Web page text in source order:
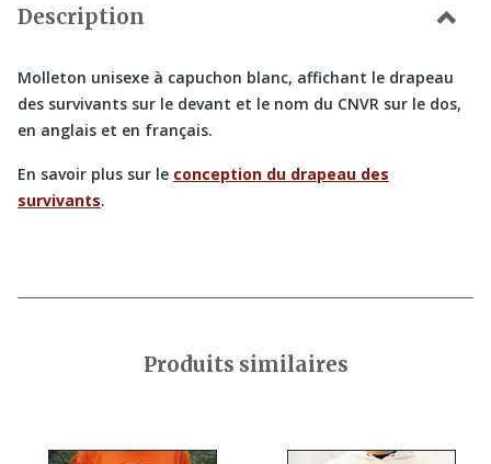
Description
Molleton unisexe à capuchon blanc, affichant le drapeau
des survivants sur le devant et le nom du CNVR sur le dos,
en anglais et en français.
En savoir plus sur le conception du drapeau des
survivants.
Produits similaires